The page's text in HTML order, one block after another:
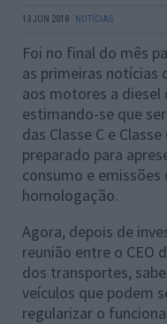
13 JUN 2018 · NOTÍCIAS
Foi no final do mês
as primeiras notícias
aos motores a diesel
estimando-se que
das Classe C e
preparado para
consumo e
homologação.
Agora, depois de
reunião entre o CEO
dos transportes,
veículos que podem
regularizar o